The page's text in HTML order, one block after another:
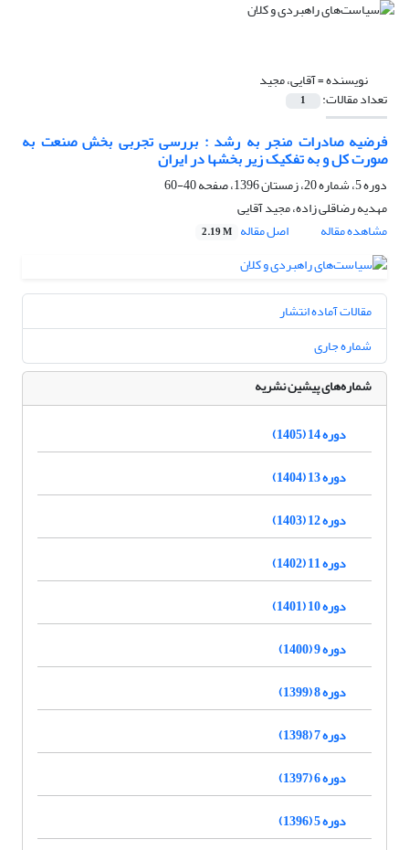
نویسنده =آقایی، مجید
تعداد مقالات: 1
فرضیه صادرات منجر به رشد : بررسی تجربی بخش صنعت به
صورت کل و به تفکیک زیر بخشها در ایران
دوره 5، شماره 20، زمستان 1396، صفحه
40-60
مهدیه رضاقلی زاده، مجید آقایی
مشاهده مقاله
اصل مقاله 2.19 M
مقالات آماده انتشار
شماره جاری
شماره‌های پیشین نشریه
دوره 14 (1405)
دوره 13 (1404)
دوره 12 (1403)
دوره 11 (1402)
دوره 10 (1401)
دوره 9 (1400)
دوره 8 (1399)
دوره 7 (1398)
دوره 6 (1397)
دوره 5 (1396)